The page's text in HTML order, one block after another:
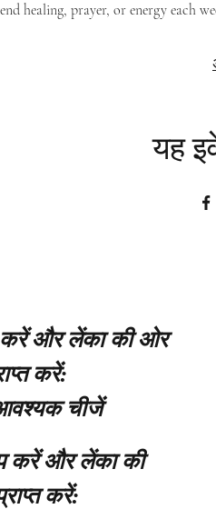
healing, prayer, or energy each
यह
करें और लेंका की ओर
करें:
चीजें
करें और लेंका की
करें: